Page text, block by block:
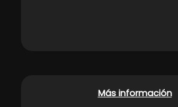
Más información